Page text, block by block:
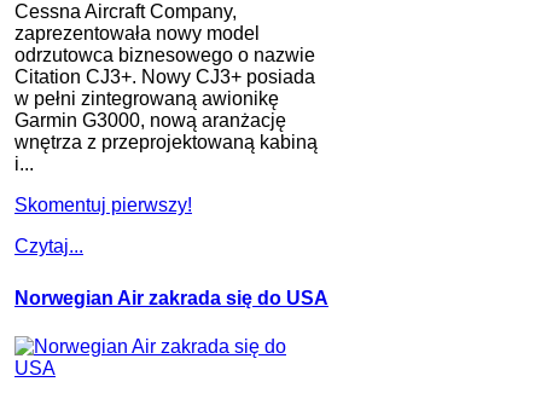
Cessna Aircraft Company,
zaprezentowała nowy model
odrzutowca biznesowego o nazwie
Citation CJ3+. Nowy CJ3+ posiada
w pełni zintegrowaną awionikę
Garmin G3000, nową aranżację
wnętrza z przeprojektowaną kabiną
i...
Skomentuj pierwszy!
Czytaj...
Norwegian Air zakrada się do USA